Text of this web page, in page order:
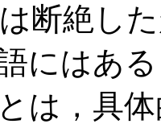
断絶し
にはあ
は，具体